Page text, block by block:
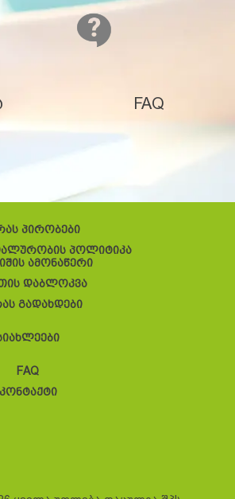
FAQ
პირობები
პოლიტიკა
ამონაწერი
დაბლოკვა
გადახდები
FAQ
კონტაქტი